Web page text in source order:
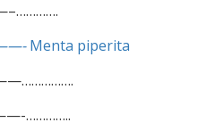
Menta piperita
…………..